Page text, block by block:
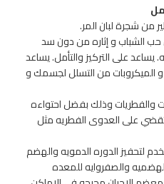
من شجرة لبان المر.
الشباب و إثاره من دون سد
على التركيز والتأمل. يساعد
و الميكروبات من التسلل لجسمك و
والفطريات وذلك بفضل احتواءه
على العدوى الفطريه مثل
لتحفيز الدوره الدمويه والهضم
والصفروايه للمعده